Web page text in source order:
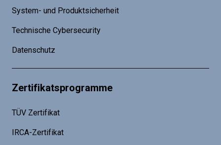
System- und Produktsicherheit
Technische Cybersecurity
Datenschutz
Zertifikatsprogramme
TÜV Zertifikat
IRCA-Zertifikat